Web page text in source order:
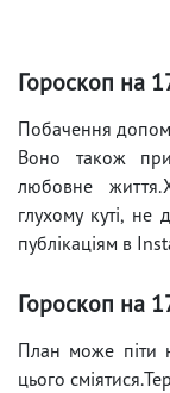
Гороскоп на
Побачення
Воно також
любовне
глухому куті, не
публікаціям в
Гороскоп на
План може піти
цього